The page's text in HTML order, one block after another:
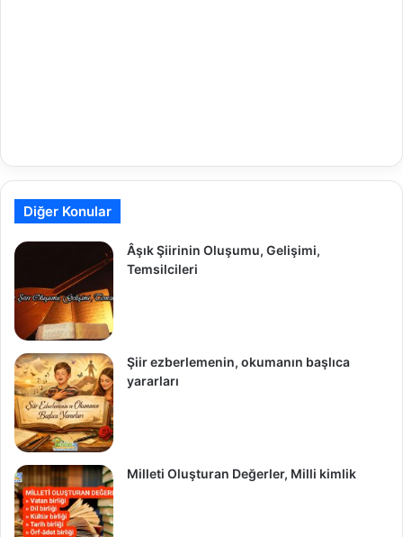
Diğer Konular
Âşık Şiirinin Oluşumu, Gelişimi,
Temsilcileri
Şiir ezberlemenin, okumanın başlıca
yararları
Milleti Oluşturan Değerler, Milli kimlik